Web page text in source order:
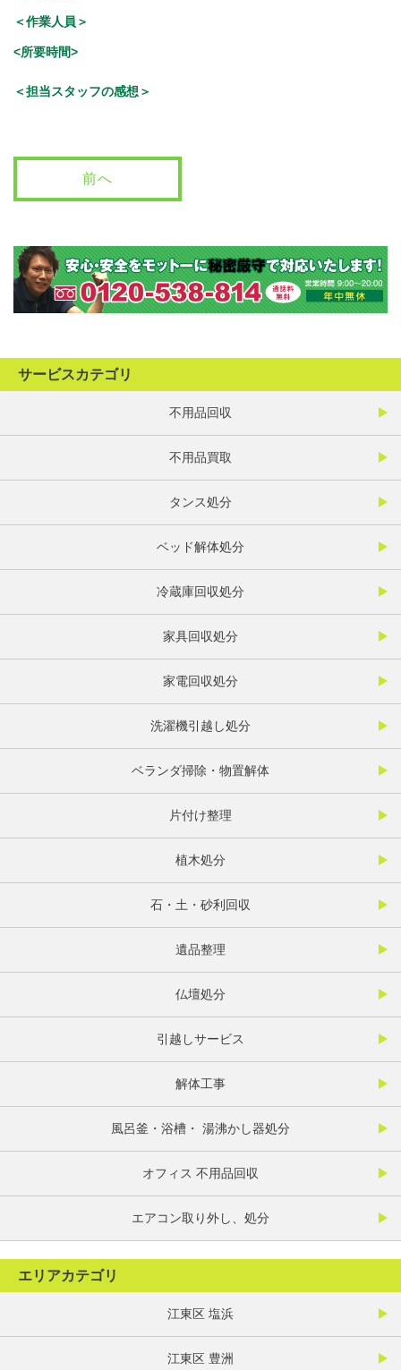
＜作業人員＞
<所要時間>
＜担当スタッフの感想＞
前へ
サービスカテゴリ
不用品回収
不用品買取
タンス処分
ベッド解体処分
冷蔵庫回収処分
家具回収処分
家電回収処分
洗濯機引越し処分
ベランダ掃除・物置解体
片付け整理
植木処分
石・土・砂利回収
遺品整理
仏壇処分
引越しサービス
解体工事
風呂釜・浴槽・ 湯沸かし器処分
オフィス 不用品回収
エアコン取り外し、処分
エリアカテゴリ
江東区 塩浜
江東区 豊洲